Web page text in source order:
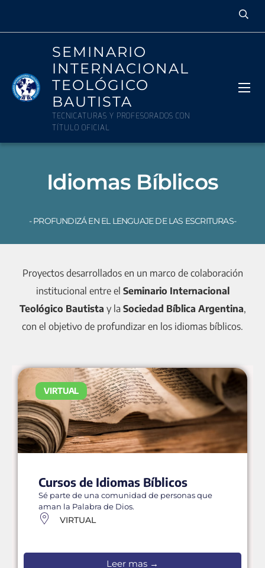
SEMINARIO
INTERNACIONAL
TEOLÓGICO
BAUTISTA
TECNICATURAS Y PROFESORADOS CON
TÍTULO OFICIAL
Idiomas Bíblicos
- PROFUNDIZÁ EN EL LENGUAJE DE LAS ESCRITURAS-
Proyectos desarrollados en un marco de colaboración
institucional entre el Seminario Internacional
Teológico Bautista y la Sociedad Bíblica Argentina,
con el objetivo de profundizar en los idiomas bíblicos.
VIRTUAL
Cursos de Idiomas Bíblicos
Sé parte de una comunidad de personas que
aman la Palabra de Dios.
VIRTUAL
Leer mas →